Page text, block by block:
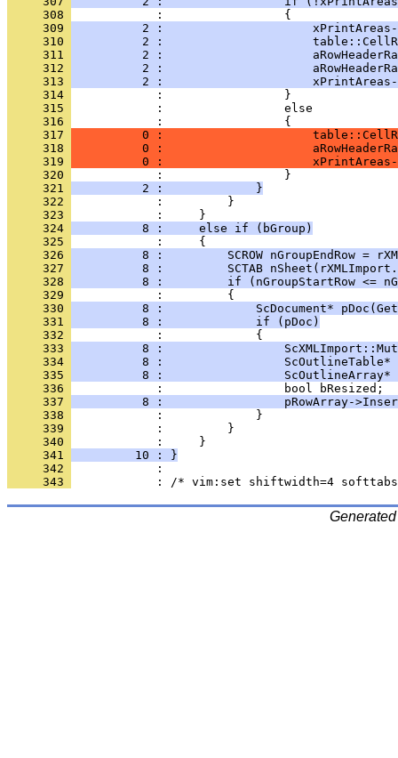
     308
     309
2 :
     310
2 :
     311
2 :
     312
2 :
     313
2 :
     314
     315
     316
     317
0 :
     318
0 :
     319
0 :
     320
     321
          2 :             }
     322
     323
     324
          8 :     else if (bGroup)
     325
     326
8 :         SCROW nGroupEndRow =
     327
8 :         SCTAB
     328
8 :         if (nGroupStartRow <=
     329
     330
8 :             ScDocument*
     331
          8 :             if (pDoc)
     332
     333
8 :
     334
8 :
     335
8 :
     336
     337
8 :                 pRowArray-
     338
     339
     340
     341
         10 : }
     342
     343